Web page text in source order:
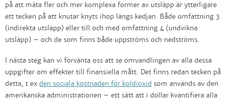
på att mäta fler och mer komplexa former av utsläpp är ytterligare
ett tecken på att knutar knyts ihop längs kedjan. Både omfattning 3
(indirekta utsläpp) eller till och med omfattning 4 (undvikna
utsläpp) – och de som finns både uppströms och nedströms.
I nästa steg kan vi förvänta oss att se omvandlingen av alla dessa
uppgifter om effekter till finansiella mått. Det finns redan tecken på
detta, t ex den sociala kostnaden för koldioxid som används av den
amerikanska administrationen – ett sätt att i dollar kvantifiera alla